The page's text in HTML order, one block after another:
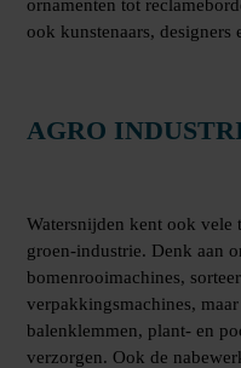
ornamenten tot
ook kunstenaars, designers
AGRO
Watersnijden kent ook vele
groen-industrie. Denk aan
bomenrooimachines,
verpakkingsmachines,
balenklemmen, plant- en
verzorgen. Ook de